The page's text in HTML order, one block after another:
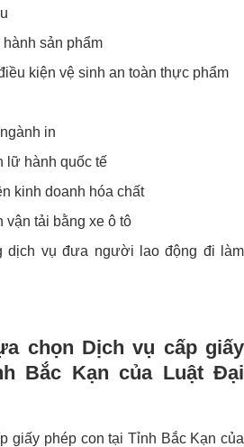
sản phẩm
kiện vệ sinh an toàn thực phẩm
in
lữ hành quốc tế
kinh doanh hóa chất
vận tải bằng xe ô tô
dịch vụ đưa người lao động đi làm
chọn Dịch vụ cấp giấy
Bắc Kạn của Luật Đại
giấy phép con tại Tỉnh Bắc Kạn của